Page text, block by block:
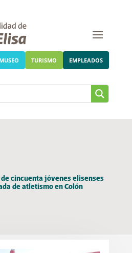
MUSEO TURISMO EMPLEADOS
de cincuenta jóvenes elisenses
de atletismo en Colón